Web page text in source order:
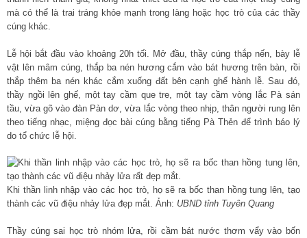
mà có thể là trai tráng khỏe mạnh trong làng hoặc học trò của các thầy
cúng khác.
Lễ hội bắt đầu vào khoảng 20h tối. Mở đầu, thầy cúng thắp nến, bày lễ
vật lên mâm cúng, thắp ba nén hương cắm vào bát hương trên bàn, rồi
thắp thêm ba nén khác cắm xuống đất bên cạnh ghế hành lễ. Sau đó,
thầy ngồi lên ghế, một tay cầm que tre, một tay cầm vòng lắc Pà sán
tầu, vừa gõ vào đàn Pàn dơ, vừa lắc vòng theo nhịp, thân người rung lên
theo tiếng nhạc, miệng đọc bài cúng bằng tiếng Pà Thẻn để trình báo lý
do tổ chức lễ hội.
Khi thần linh nhập vào các học trò, họ sẽ ra bốc than hồng tung lên, tạo
thành các vũ điệu nhảy lửa đẹp mắt. Ảnh: UBND tỉnh Tuyên Quang
Thầy cúng sai học trò nhóm lửa, rồi cầm bát nước thơm vẩy vào bốn